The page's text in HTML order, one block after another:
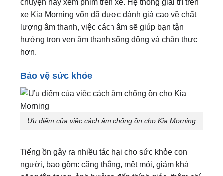
Cách âm chống ồn giúp giảm tiếng ồn xung quanh,
tạo ra môi trường âm thanh tốt hơn để bạn thưởng
thức âm nhạc yêu thích, nghe rõ hơn cuộc trò
chuyện hay xem phim trên xe. Hệ thống giải trí trên
xe Kia Morning vốn đã được đánh giá cao về chất
hưởng trọn vẹn âm thanh sống động và chân thực
hơn.
Bảo vệ sức khỏe
Ưu điểm của việc cách âm chống ồn cho Kia Morning